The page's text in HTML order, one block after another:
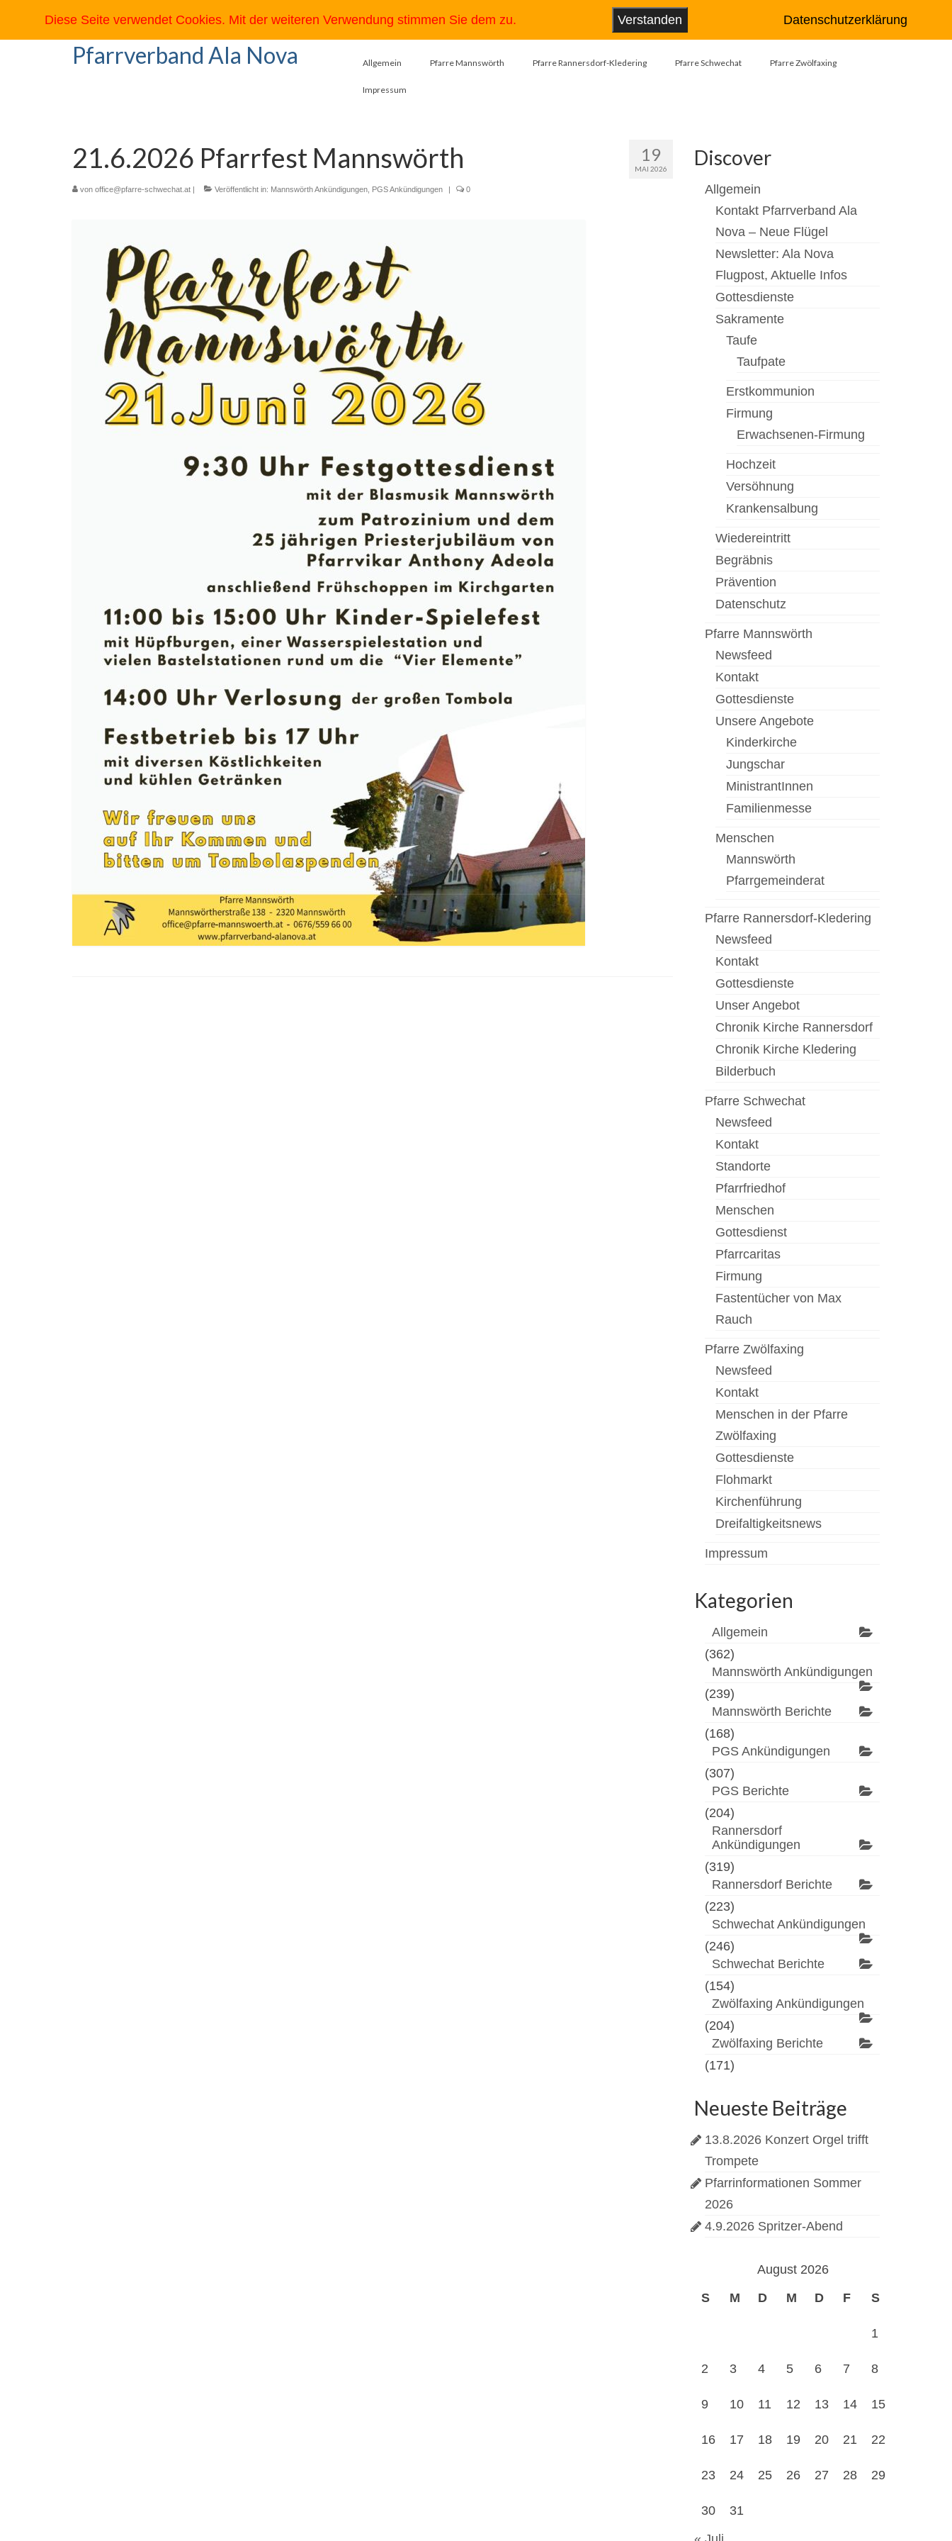
Pfarrverband Ala Nova Allgemein Pfarre Mannswörth Pfarre Rannersdorf-Kledering Pfarre Schwechat Pfarre Zwölfaxing
Impressum
19
MAI 2026
21.6.2026 Pfarrfest Mannswörth
von office@pfarre-schwechat.at | Veröffentlicht in: Mannswörth Ankündigungen PGS Ankündigungen | 0
Discover
Allgemein
Kontakt Pfarrverband Ala
Nova – Neue Flügel
Newsletter: Ala Nova
Flugpost, Aktuelle Infos
Gottesdienste
Sakramente
Taufe
Taufpate
Erstkommunion
Firmung
Erwachsenen-Firmung
Hochzeit
Versöhnung
Krankensalbung
Wiedereintritt
Begräbnis
Prävention
Datenschutz
Pfarre Mannswörth
Newsfeed
Kontakt
Gottesdienste
Unsere Angebote
Kinderkirche
Jungschar
MinistrantInnen
Familienmesse
Menschen
Mannswörth
Pfarrgemeinderat
Pfarre Rannersdorf-Kledering
Newsfeed
Kontakt
Gottesdienste
Unser Angebot
Chronik Kirche Rannersdorf
Chronik Kirche Kledering
Bilderbuch
Pfarre Schwechat
Newsfeed
Kontakt
Standorte
Pfarrfriedhof
Menschen
Gottesdienst
Pfarrcaritas
Firmung
Fastentücher von Max
Rauch
Pfarre Zwölfaxing
Newsfeed
Kontakt
Menschen in der Pfarre
Zwölfaxing
Gottesdienste
Flohmarkt
Kirchenführung
Dreifaltigkeitsnews
Impressum
Kategorien
Allgemein
(362)
Mannswörth Ankündigungen
(239)
Mannswörth Berichte
(168)
PGS Ankündigungen
(307)
PGS Berichte
(204)
Rannersdorf
Ankündigungen
(319)
Rannersdorf Berichte
(223)
Schwechat Ankündigungen
(246)
Schwechat Berichte
(154)
Zwölfaxing Ankündigungen
(204)
Zwölfaxing Berichte
(171)
Neueste Beiträge
13.8.2026 Konzert Orgel trifft
Trompete
Pfarrinformationen Sommer
2026
4.9.2026 Spritzer-Abend
August 2026
S
M D M D F S
1
2 3 4 5 6 7 8
9 10 11 12 13 14 15
16 17 18 19 20 21 22
23 24 25 26 27 28 29
30
31
Diese Seite verwendet Cookies. Mit der weiteren Verwendung stimmen Sie dem zu. Verstanden Datenschutzerklärung